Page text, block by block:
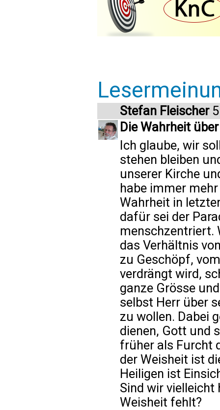
Stefan Fleischer
Die Wahrheit
Ich glaube, wir
stehen bleiben
unserer Kirche
habe immer
Wahrheit in
dafür sei der
menschzentriert.
das Verhältnis
zu Geschöpf,
verdrängt wird,
ganze Grösse
selbst Herr über
zu wollen. Dabei
dienen, Gott und
früher als Furcht
der Weisheit ist
Heiligen ist
Sind wir
Weisheit fehlt?